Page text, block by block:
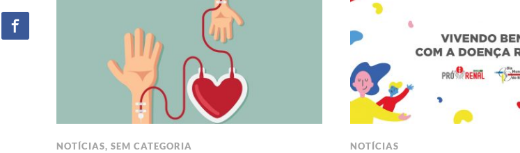
NOTÍCIAS, SEM CATEGORIA NOTÍCIAS